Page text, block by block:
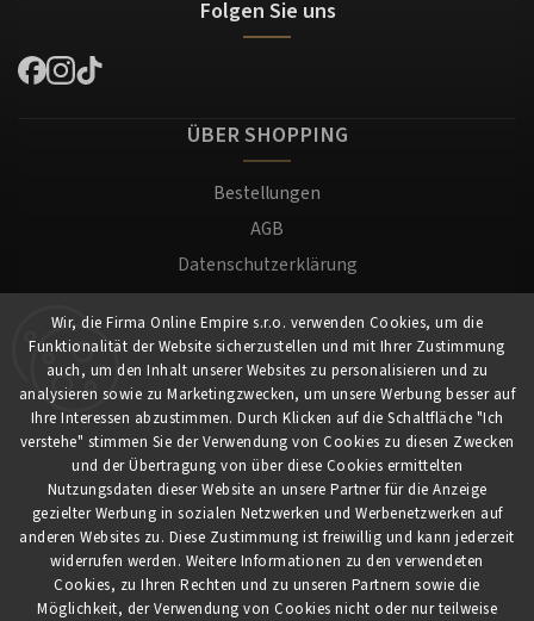
Wir, die Firma Online Empire s.r.o. verwenden Cookies, um die
Funktionalität der Website sicherzustellen und mit Ihrer Zustimmung
auch, um den Inhalt unserer Websites zu personalisieren und zu
analysieren sowie zu Marketingzwecken, um unsere Werbung besser auf
Ihre Interessen abzustimmen. Durch Klicken auf die Schaltfläche "Ich
verstehe" stimmen Sie der Verwendung von Cookies zu diesen Zwecken
und der Übertragung von über diese Cookies ermittelten
Nutzungsdaten dieser Website an unsere Partner für die Anzeige
gezielter Werbung in sozialen Netzwerken und Werbenetzwerken auf
anderen Websites zu. Diese Zustimmung ist freiwillig und kann jederzeit
widerrufen werden. Weitere Informationen zu den verwendeten
Cookies, zu Ihren Rechten und zu unseren Partnern sowie die
Möglichkeit, der Verwendung von Cookies nicht oder nur teilweise
Folgen Sie uns
ÜBER SHOPPING
Bestellungen
AGB
Datenschutzerklärung
Versand und Zahlung
Warenrücksendung
Impressum
Für Kunden
Mein Konto
Registrierung
Anmeldung